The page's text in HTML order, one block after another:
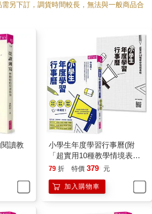
另下訂，調貨時間較長，無法與一般商品合
讀教
小學生年度學習行事曆(附
「超實用10種教學情境表
格」別冊)：班級經營×教學
79 折 特價 379 元
加入購物車